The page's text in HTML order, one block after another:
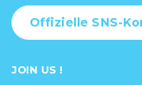
Offizielle SNS-
JOIN US !